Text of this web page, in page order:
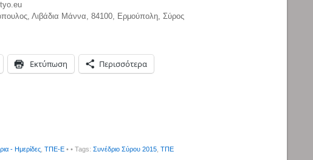
Λιβάδια Μάννα, 84100, Ερμούπολη, Σύρος
Εκτύπωση Περισσότερα
- Ημερίδες ΤΠΕ-Ε • • Tags: Συνέδριο Σύρου 2015 ΤΠΕ